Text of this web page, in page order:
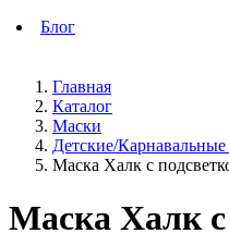
Блог
Главная
Каталог
Маски
Детские/
Маска Халк с
Маска Халк с